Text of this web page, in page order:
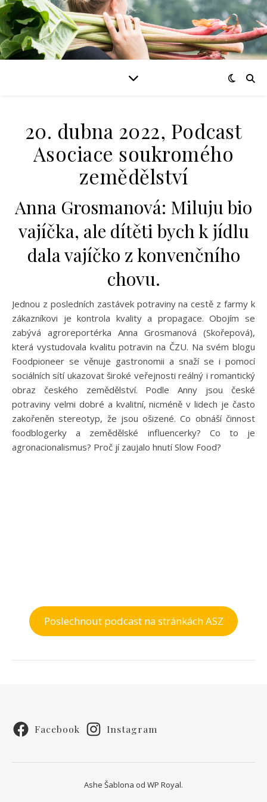
20. dubna 2022, Podcast
Asociace soukromého
zemědělství
Anna Grosmanová: Miluju bio
vajíčka, ale dítěti bych k jídlu
dala vajíčko z konvenčního
chovu.
Jednou z posledních zastávek potraviny na cestě z farmy k
zákazníkovi je kontrola kvality a propagace. Obojím se
zabývá agroreportérka Anna Grosmanová (Skořepová),
která vystudovala kvalitu potravin na ČZU. Na svém blogu
Foodpioneer se věnuje gastronomii a snaží se i pomocí
sociálních sítí ukazovat široké veřejnosti reálný i romantický
obraz českého zemědělství. Podle Anny jsou české
potraviny velmi dobré a kvalitní, nicméně v lidech je často
zakořeněn stereotyp, že jsou ošizené. Co obnáší činnost
foodblogerky a zemědělské influencerky? Co to je
agronacionalismus? Proč jí zaujalo hnutí Slow Food?
Poslechnout podcast na stránkách ASZ
Facebook Instagram
Ashe Šablona od WP Royal.